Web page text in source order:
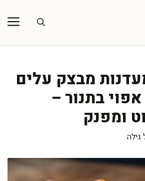
מבצק עלים
בתנור –
ומפנק